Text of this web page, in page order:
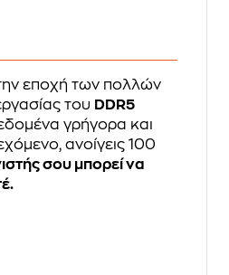
εποχή των πολλών
του DDR5
γρήγορα και
ανοίγεις 100
σου μπορεί να